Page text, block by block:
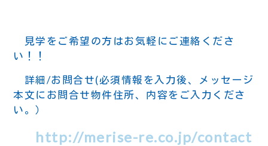
見学をご希望の方はお気軽にご連絡くださ
い！！
詳細/お問合せ(必須情報を入力後、メッセージ
本文にお問合せ物件住所、内容をご入力くださ
い。）
http://merise-re.co.jp/contact